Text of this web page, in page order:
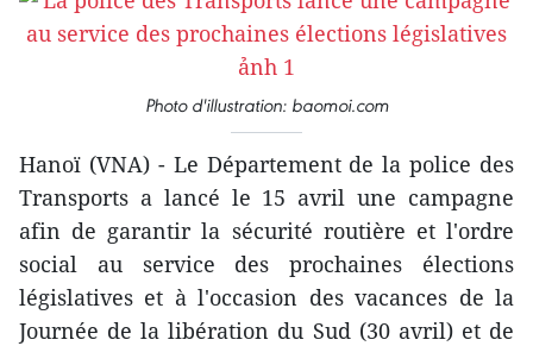
Photo d'illustration: baomoi.com
Hanoï (VNA) - Le Département de la police des
Transports a lancé le 15 avril une campagne
afin de garantir la sécurité routière et l'ordre
social au service des prochaines élections
législatives et à l'occasion des vacances de la
Journée de la libération du Sud (30 avril) et de